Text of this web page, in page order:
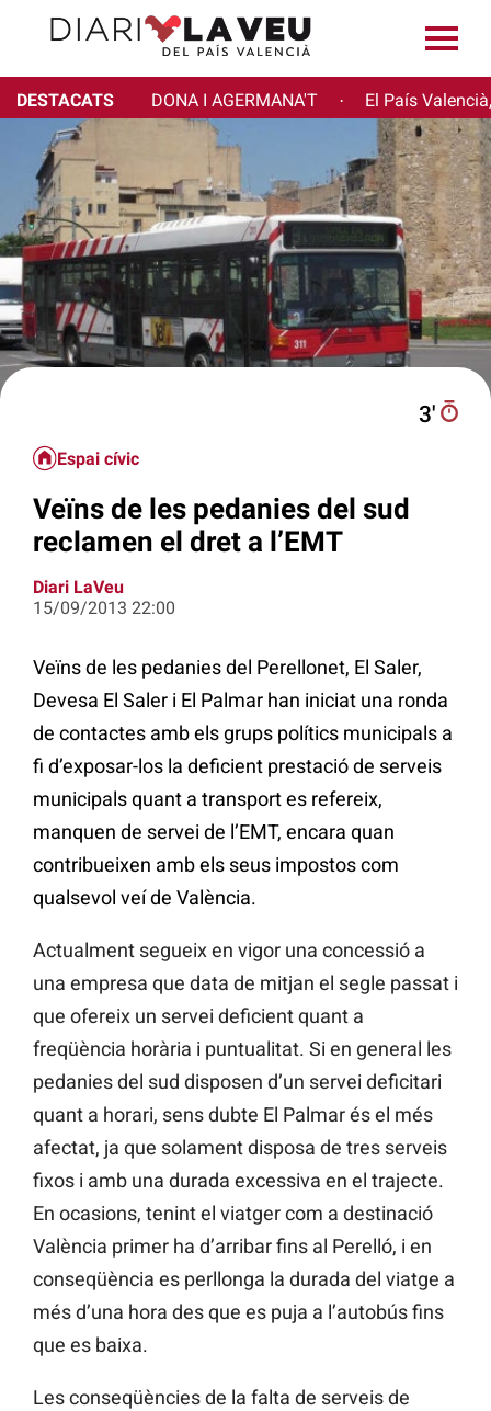
DESTACATS DONA I AGERMANA'T · El País
3′
Espai cívic
Veïns de les pedanies del sud
reclamen el dret a l’EMT
Diari LaVeu
15/09/2013 22:00
Veïns de les pedanies del Perellonet, El Saler,
Devesa El Saler i El Palmar han iniciat una ronda
de contactes amb els grups polítics municipals a
fi d’exposar-los la deficient prestació de serveis
municipals quant a transport es refereix,
manquen de servei de l’EMT, encara quan
contribueixen amb els seus impostos com
qualsevol veí de València.
Actualment segueix en vigor una concessió a
una empresa que data de mitjan el segle passat i
que ofereix un servei deficient quant a
freqüència horària i puntualitat. Si en general les
pedanies del sud disposen d’un servei deficitari
quant a horari, sens dubte El Palmar és el més
afectat, ja que solament disposa de tres serveis
fixos i amb una durada excessiva en el trajecte.
En ocasions, tenint el viatger com a destinació
València primer ha d’arribar fins al Perelló, i en
conseqüència es perllonga la durada del viatge a
més d’una hora des que es puja a l’autobús fins
que es baixa.
Les conseqüències de la falta de serveis de